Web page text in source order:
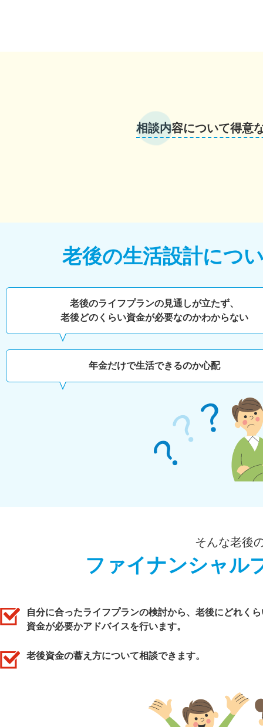
相談内容について得意
老後の生活設計につ
老後のライフプランの見通しが立たず、
老後どのくらい資金が必要なのかわからない
年金だけで生活できるのか心配
そんな老後
ファイナンシャル
自分に合ったライフプランの検討から、老後にどれく
資金が必要かアドバイスを行います。
老後資金の蓄え方について相談できます。